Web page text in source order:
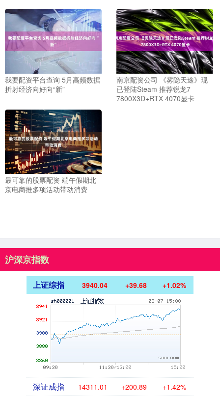
我要配资平台查询 5月高频数据
折射经济向好向“新”
南京配资公司 《雾隐天途》现
已登陆Steam 推荐锐龙7
7800X3D+RTX 4070显卡
最可靠的股票配资 端午假期北
京电商推多项活动带动消费
沪深京指数
上证综指 3940.04 +39.68 +1.02%
深证成指 14311.01 +200.89 +1.42%